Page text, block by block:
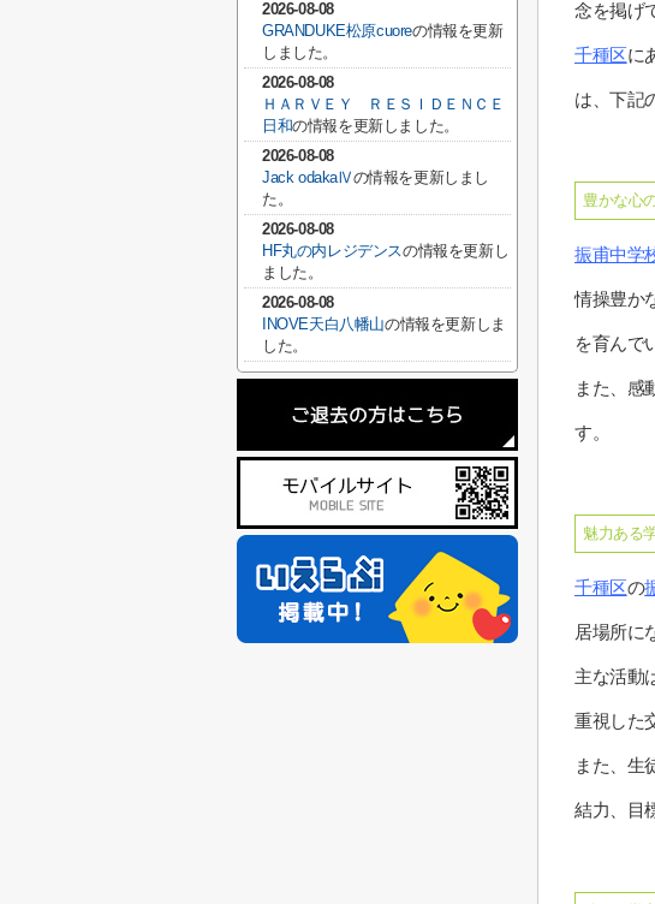
念を掲げ
千種区に
は、下記
豊かな心
振甫中学
情操豊か
を育んで
また、感
す。
魅力ある
千種区の
居場所に
主な活動
重視した
また、生
結力、目
2026-08-08
GRANDUKE松原cuoreの情報を更新
しました。
2026-08-08
ＨＡＲＶＥＹ ＲＥＳＩＤＥＮＣＥ
日和の情報を更新しました。
2026-08-08
Jack odakaⅣの情報を更新しまし
た。
2026-08-08
HF丸の内レジデンスの情報を更新し
ました。
2026-08-08
INOVE天白八幡山の情報を更新しま
した。